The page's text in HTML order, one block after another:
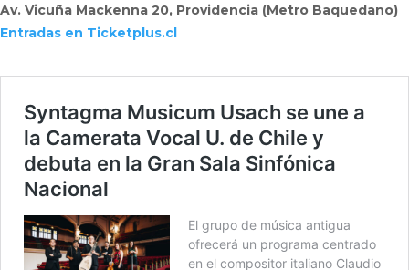
Av. Vicuña Mackenna 20, Providencia (Metro Baquedano)
Entradas en Ticketplus.cl